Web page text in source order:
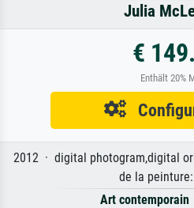
Julia
€
Enthält 20%
2012 · digital photogram,digital
de la
Art contemporain